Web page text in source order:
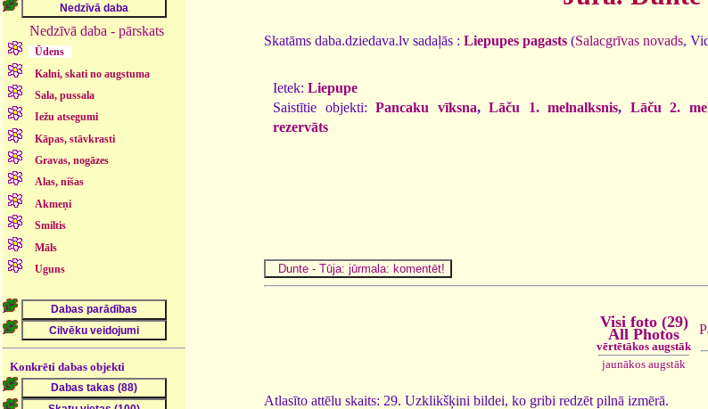
Nedzīvā daba - pārskats
Ūdens
Kalni, skati no augstuma
Sala, pussala
Iežu atsegumi
Kāpas, stāvkrasti
Gravas, nogāzes
Alas, nišas
Akmeņi
Smiltis
Māls
Uguns
Konkrēti dabas objekti
Skatāms daba.dziedava.lv sadaļās : Liepupes pagasts (Salacgrīvas novads,
Ietek: Liepupe
Saistītie objekti:Pancaku vīksna,Lāču 1. melnalksnis, Lāču 2.
rezervāts
Visi foto (29)
All Photos
vērtētākos augstāk
jaunākos augstāk
Atlasīto attēlu skaits: 29. Uzklikšķini bildei, ko gribi redzēt pilnā izmērā.